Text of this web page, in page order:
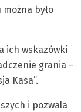
było
ich wskazówki
grania –
Kasa”.
i pozwala